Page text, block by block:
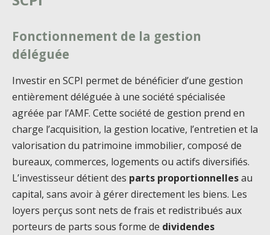
Fonctionnement de la gestion
déléguée
Investir en SCPI permet de bénéficier d’une gestion
entièrement déléguée à une société spécialisée
agréée par l’AMF. Cette société de gestion prend en
charge l’acquisition, la gestion locative, l’entretien et la
valorisation du patrimoine immobilier, composé de
bureaux, commerces, logements ou actifs diversifiés.
L’investisseur détient des parts proportionnellesau
capital, sans avoir à gérer directement les biens. Les
loyers perçus sont nets de frais et redistribués aux
porteurs de parts sous forme de dividendes